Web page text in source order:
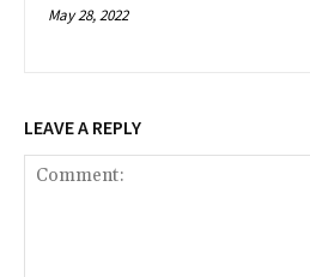
May 28, 2022
LEAVE A REPLY